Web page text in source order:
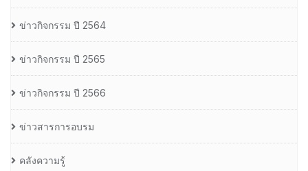
ข่าวกิจกรรม ปี 2564
ข่าวกิจกรรม ปี 2565
ข่าวกิจกรรม ปี 2566
ข่าวสารการอบรม
คลังความรู้